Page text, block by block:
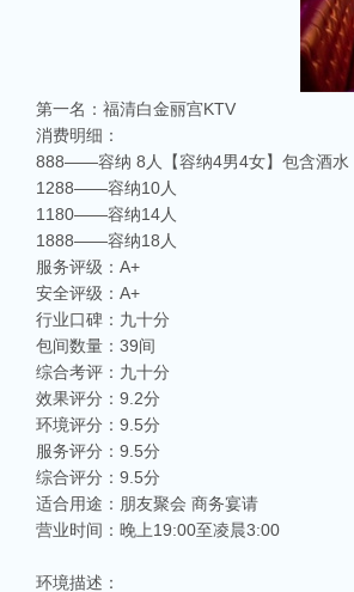
第一名：福清白金丽宫KTV
消费明细：
888——容纳 8人【容纳4男4女】包含酒水
1288——容纳10人
1180——容纳14人
1888——容纳18人
服务评级：A+
安全评级：A+
行业口碑：九十分
包间数量：39间
综合考评：九十分
效果评分：9.2分
环境评分：9.5分
服务评分：9.5分
综合评分：9.5分
适合用途：朋友聚会 商务宴请
营业时间：晚上19:00至凌晨3:00
环境描述：